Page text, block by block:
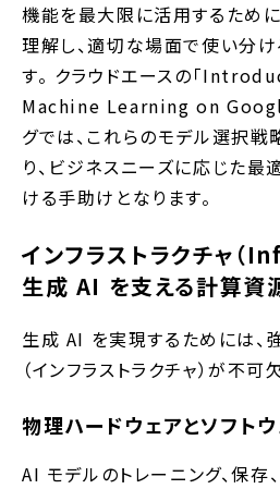
機能を最大限に活用するため
理解し、適切な場面で使い分
す。 クラウドエースの「
Machine Learning on
グでは、これらのモデル選択
り、ビジネスニーズに応じた
ける手助けとなります。
インフラストラクチャ
生成 AI を支える計算資
生成 AI を実現するためには、
（インフラストラクチャ）が不可
物理ハードウェアとソフト
AI モデルのトレーニング、保